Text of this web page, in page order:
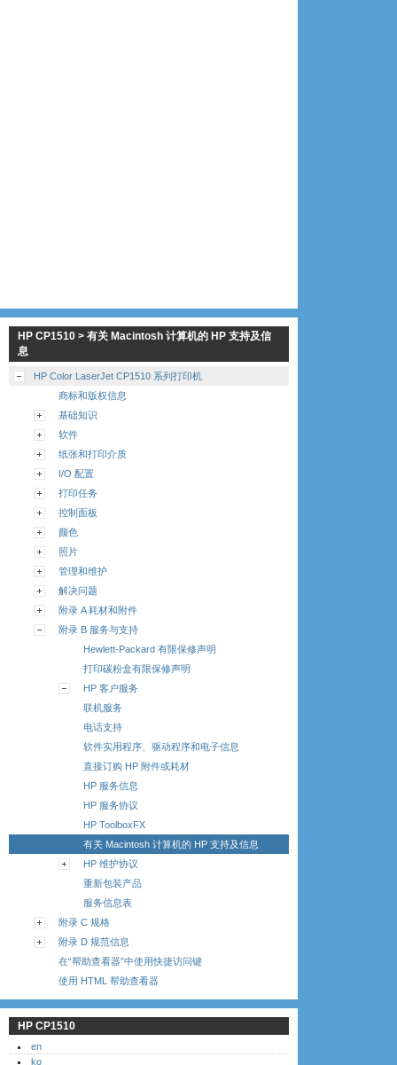
HP CP1510 > 有关 Macintosh 计算机的 HP 支持及信
息
HP Color LaserJet CP1510 系列打印机
商标和版权信息
基础知识
软件
纸张和打印介质
I/O 配置
打印任务
控制面板
颜色
照片
管理和维护
解决问题
附录 A 耗材和附件
附录 B 服务与支持
Hewlett-Packard 有限保修声明
打印碳粉盒有限保修声明
HP 客户服务
联机服务
电话支持
软件实用程序、驱动程序和电子信息
直接订购 HP 附件或耗材
HP 服务信息
HP 服务协议
HP ToolboxFX
有关 Macintosh 计算机的 HP 支持及信息
HP 维护协议
重新包装产品
服务信息表
附录 C 规格
附录 D 规范信息
在“帮助查看器”中使用快捷访问键
使用 HTML 帮助查看器
HP CP1510
en
ko